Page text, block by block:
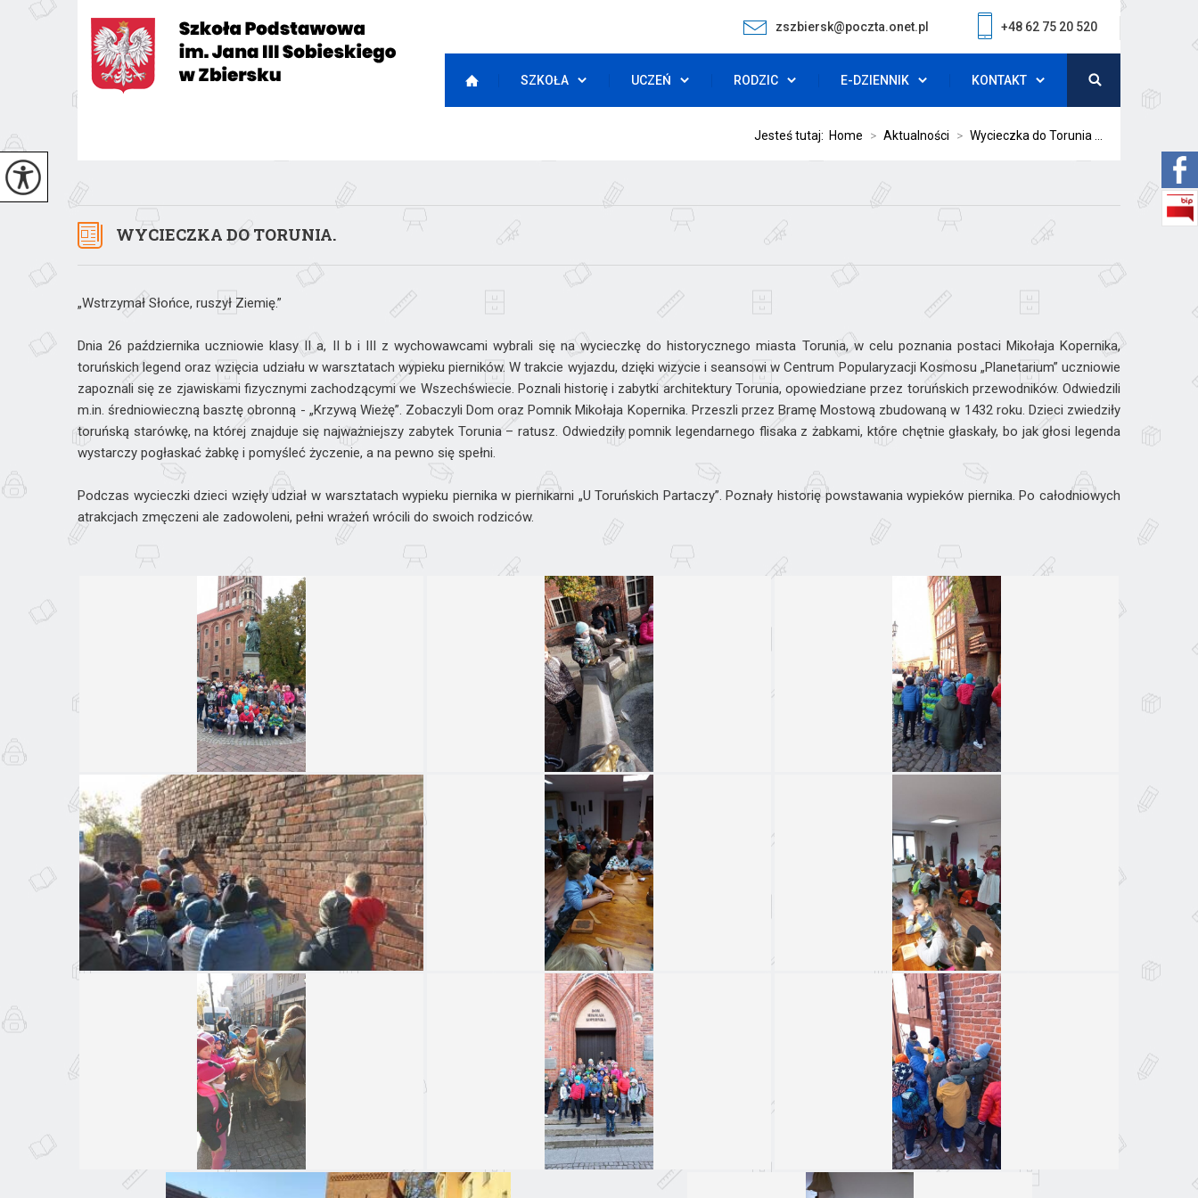
zszbiersk@poczta.onet.pl +48 62 75 20 520
SZKOŁA UCZEŃ RODZIC E-DZIENNIK KONTAKT
Jesteś tutaj: Home > Aktualności > Wycieczka do Torunia ...
WYCIECZKA DO TORUNIA.
„Wstrzymał Słońce, ruszył Ziemię.”
Dnia 26 października uczniowie klasy II a, II b i III z wychowawcami wybrali się na wycieczkę do historycznego miasta Torunia, w celu poznania postaci Mikołaja Kopernika,
toruńskich legend oraz wzięcia udziału w warsztatach wypieku pierników. W trakcie wyjazdu, dzięki wizycie i seansowi w Centrum Popularyzacji Kosmosu „Planetarium” uczniowie
zapoznali się ze zjawiskami fizycznymi zachodzącymi we Wszechświecie. Poznali historię i zabytki architektury Torunia, opowiedziane przez toruńskich przewodników. Odwiedzili
m.in. średniowieczną basztę obronną - „Krzywą Wieżę”. Zobaczyli Dom oraz Pomnik Mikołaja Kopernika. Przeszli przez Bramę Mostową zbudowaną w 1432 roku. Dzieci zwiedziły
toruńską starówkę, na której znajduje się najważniejszy zabytek Torunia – ratusz. Odwiedziły pomnik legendarnego flisaka z żabkami, które chętnie głaskały, bo jak głosi legenda
wystarczy pogłaskać żabkę i pomyśleć życzenie, a na pewno się spełni.
Podczas wycieczki dzieci wzięły udział w warsztatach wypieku piernika w piernikarni „U Toruńskich Partaczy”. Poznały historię powstawania wypieków piernika. Po całodniowych
atrakcjach zmęczeni ale zadowoleni, pełni wrażeń wrócili do swoich rodziców.